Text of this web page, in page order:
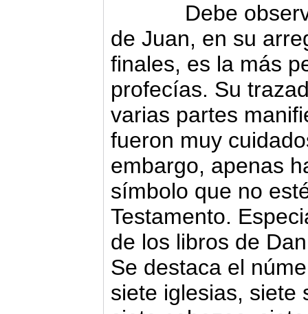
Debe
de Juan, en su
finales, es la más
profecías. Su
varias partes
fueron muy
embargo, apenas
símbolo que no
Testamento.
de los libros de
Se destaca el
siete iglesias, siete